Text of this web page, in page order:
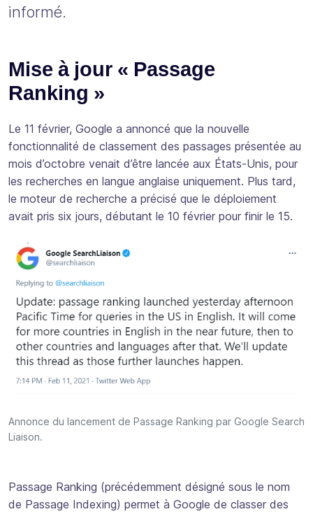
informé.
Mise à jour « Passage
Ranking »
Le 11 février, Google a annoncé que la nouvelle
fonctionnalité de classement des passages présentée au
mois d’octobre venait d’être lancée aux États-Unis, pour
les recherches en langue anglaise uniquement. Plus tard,
le moteur de recherche a précisé que le déploiement
avait pris six jours, débutant le 10 février pour finir le 15.
Annonce du lancement de Passage Ranking par Google Search
Liaison.
Passage Ranking (précédemment désigné sous le nom
de Passage Indexing) permet à Google de classer des